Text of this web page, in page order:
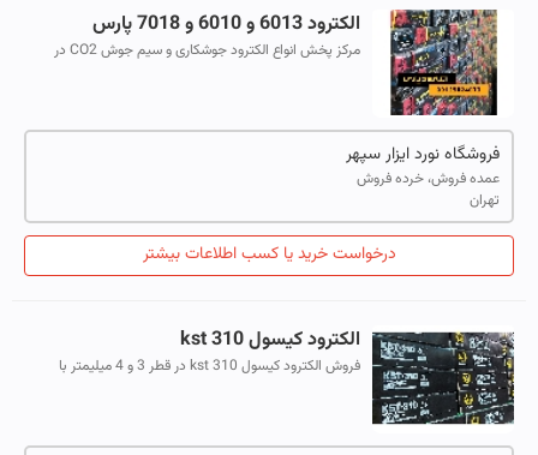
الکترود 6013 و 6010 و 7018 پارس
مرکز پخش انواع الکترود جوشکاری و سیم جوش CO2 در
فروشگاه نورد ایزار سپهر
عمده فروش، خرده فروش
تهران
درخواست خرید یا کسب اطلاعات بیشتر
الکترود کیسول kst 310
فروش الکترود کیسول kst 310 در قطر 3 و 4 میلیمتر با